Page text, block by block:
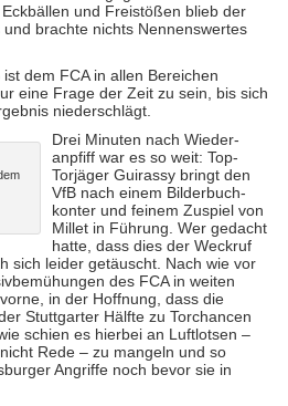
und Freistößen blieb der
brachte nichts Nennenswertes
dem FCA in allen Bereichen
eine Frage der Zeit zu sein, bis sich
niederschlägt.
Drei Minuten nach Wieder­
anpfiff war es so weit: Top-
Torjäger Guirassy bringt den
VfB nach einem Bilder­buch­
konter und feinem Zuspiel von
Millet in Führung. Wer gedacht
hatte, dass dies der Weckruf
sich leider getäuscht. Nach wie vor
des FCA in weiten
in der Hoffnung, dass die
Stuttgarter Hälfte zu Torchancen
schien es hierbei an Luftlotsen –
Rede – zu mangeln und so
Angriffe noch bevor sie in